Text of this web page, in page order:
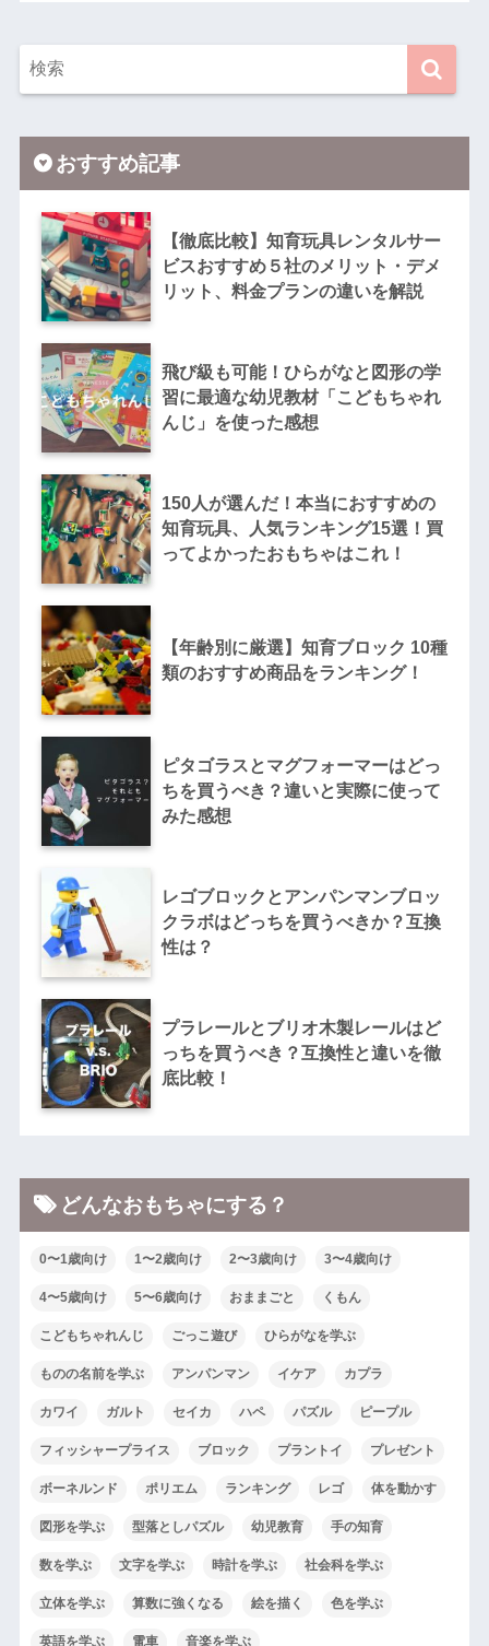
おすすめ記事
【徹底比較】知育玩具レンタルサー
ビスおすすめ５社のメリット・デメ
リット、料金プランの違いを解説
飛び級も可能！ひらがなと図形の学
習に最適な幼児教材「こどもちゃれ
んじ」を使った感想
150人が選んだ！本当におすすめの
知育玩具、人気ランキング15選！買
ってよかったおもちゃはこれ！
【年齢別に厳選】知育ブロック 10種
類のおすすめ商品をランキング！
ピタゴラスとマグフォーマーはどっ
ちを買うべき？違いと実際に使って
みた感想
レゴブロックとアンパンマンブロッ
クラボはどっちを買うべきか？互換
性は？
プラレールとブリオ木製レールはど
っちを買うべき？互換性と違いを徹
底比較！
どんなおもちゃにする？
0〜1歳向け 1〜2歳向け 2〜3歳向け 3〜4歳向け
4〜5歳向け 5〜6歳向け おままごと くもん
こどもちゃれんじ ごっこ遊び ひらがなを学ぶ
ものの名前を学ぶ アンパンマン イケア カプラ
カワイ ガルト セイカ ハペ パズル ピープル
フィッシャープライス ブロック プラントイ プレゼント
ボーネルンド ポリエム ランキング レゴ 体を動かす
図形を学ぶ 型落としパズル 幼児教育 手の知育
数を学ぶ 文字を学ぶ 時計を学ぶ 社会科を学ぶ
立体を学ぶ 算数に強くなる 絵を描く 色を学ぶ
英語を学ぶ 電車 音楽を学ぶ